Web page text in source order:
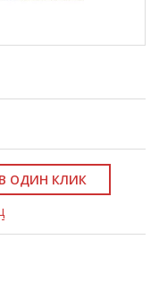
ОДИН КЛИК